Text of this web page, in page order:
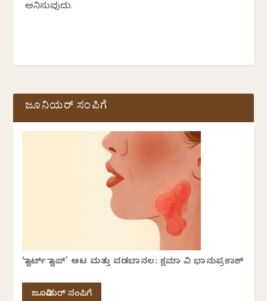
ಅನಿಸುವುದು.
ಜೂನಿಯರ್ ಸಂಪಿಗೆ
‘ಸ್ಟಾರ್ಟ್ ಸ್ಟಾಪ್’ ಆಟ ಮತ್ತು ವಡಬಾನಲ: ಕ್ಷಮಾ ವಿ ಭಾನುಪ್ರಕಾಶ್
ಜೂನಿಯರ್ ಸಂಪಿಗೆ